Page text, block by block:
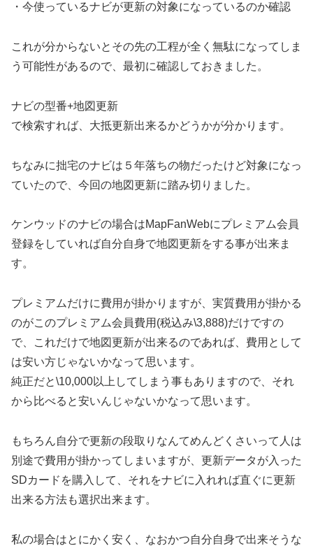
・今使っているナビが更新の対象になっているのか確認
これが分からないとその先の工程が全く無駄になってしま
う可能性があるので、最初に確認しておきました。
ナビの型番+地図更新
で検索すれば、大抵更新出来るかどうかが分かります。
ちなみに拙宅のナビは５年落ちの物だったけど対象になっ
ていたので、今回の地図更新に踏み切りました。
ケンウッドのナビの場合はMapFanWebにプレミアム会員
登録をしていれば自分自身で地図更新をする事が出来ま
す。
プレミアムだけに費用が掛かりますが、実質費用が掛かる
のがこのプレミアム会員費用(税込み\3,888)だけですの
で、これだけで地図更新が出来るのであれば、費用として
は安い方じゃないかなって思います。
純正だと\10,000以上してしまう事もありますので、それ
から比べると安いんじゃないかなって思います。
もちろん自分で更新の段取りなんてめんどくさいって人は
別途で費用が掛かってしまいますが、更新データが入った
SDカードを購入して、それをナビに入れれば直ぐに更新
出来る方法も選択出来ます。
私の場合はとにかく安く、なおかつ自分自身で出来そうな